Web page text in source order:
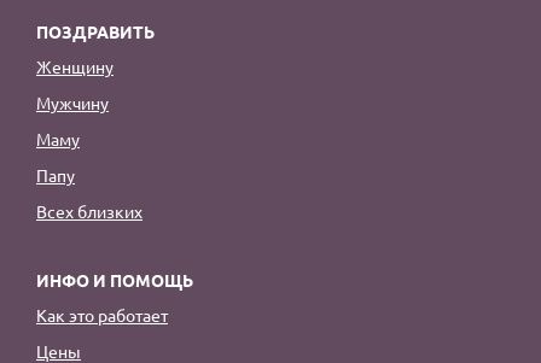
ПОЗДРАВИТЬ
Женщину
Мужчину
Маму
Папу
Всех близких
ИНФО И ПОМОЩЬ
Как это работает
Цены